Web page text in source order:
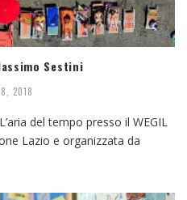
Sestini
2018
del tempo presso il WEGIL
Lazio e organizzata da